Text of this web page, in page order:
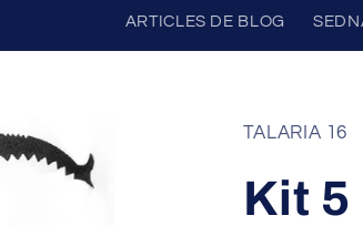
ARTICLES DE BLOG
TALARIA 16
Kit 5